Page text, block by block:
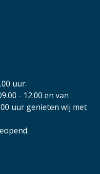
uur.
- 12.00 en van
uur genieten wij met